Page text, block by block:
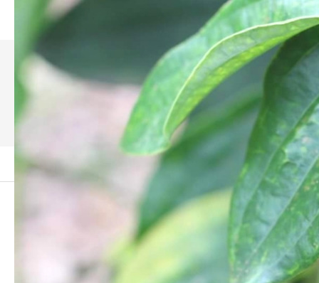
DCB938D4-160B-4C89-
AE8C-0BC31334B3A8
DCB938D4-160B-4C89-AE8C-0BC31334B3A8